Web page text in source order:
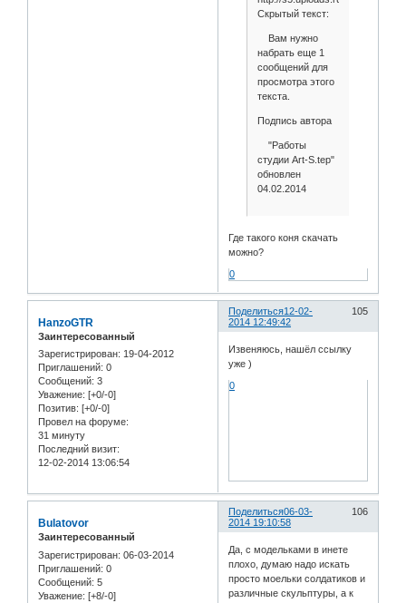
Скрытый текст:
Вам нужно
набрать еще 1
сообщений для
просмотра этого
текста.
Подпись автора
"Работы
студии Art-S.tep"
обновлен
04.02.2014
Где такого коня скачать
можно?
0
Поделиться 105
12-02-
2014 12:49:42
HanzoGTR
Заинтересованный
Зарегистрирован: 19-04-2012
Приглашений: 0
Сообщений: 3
Уважение: [+0/-0]
Позитив: [+0/-0]
Провел на форуме:
31 минуту
Последний визит:
12-02-2014 13:06:54
Извеняюсь, нашёл ссылку
уже )
0
Поделиться 106
06-03-
2014 19:10:58
Bulatovor
Заинтересованный
Зарегистрирован: 06-03-2014
Приглашений: 0
Сообщений: 5
Уважение: [+8/-0]
Да, с модельками в инете
плохо, думаю надо искать
просто моельки солдатиков и
различные скульптуры, а к